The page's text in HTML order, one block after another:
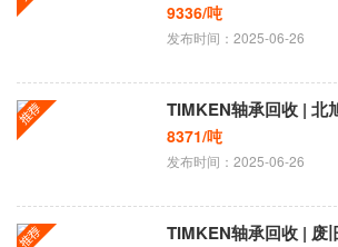
9336/吨
发布时间：2025-06-26
​TIMKEN轴承回收 | 北
8371/吨
发布时间：2025-06-26
TIMKEN轴承回收 | 废